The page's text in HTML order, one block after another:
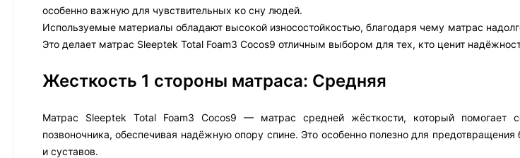
особенно важную для чувствительных ко сну людей.
Используемые материалы обладают высокой износостойкостью, благодаря чему матрас
Это делает матрас Sleeptek Total Foam3 Cocos9 отличным выбором для тех, кто ценит
Жесткость 1 стороны матраса: Средняя
Матрас Sleeptek Total Foam3 Cocos9 — матрас средней жёсткости, который помогает
позвоночника, обеспечивая надёжную опору спине. Это особенно полезно для
и суставов.